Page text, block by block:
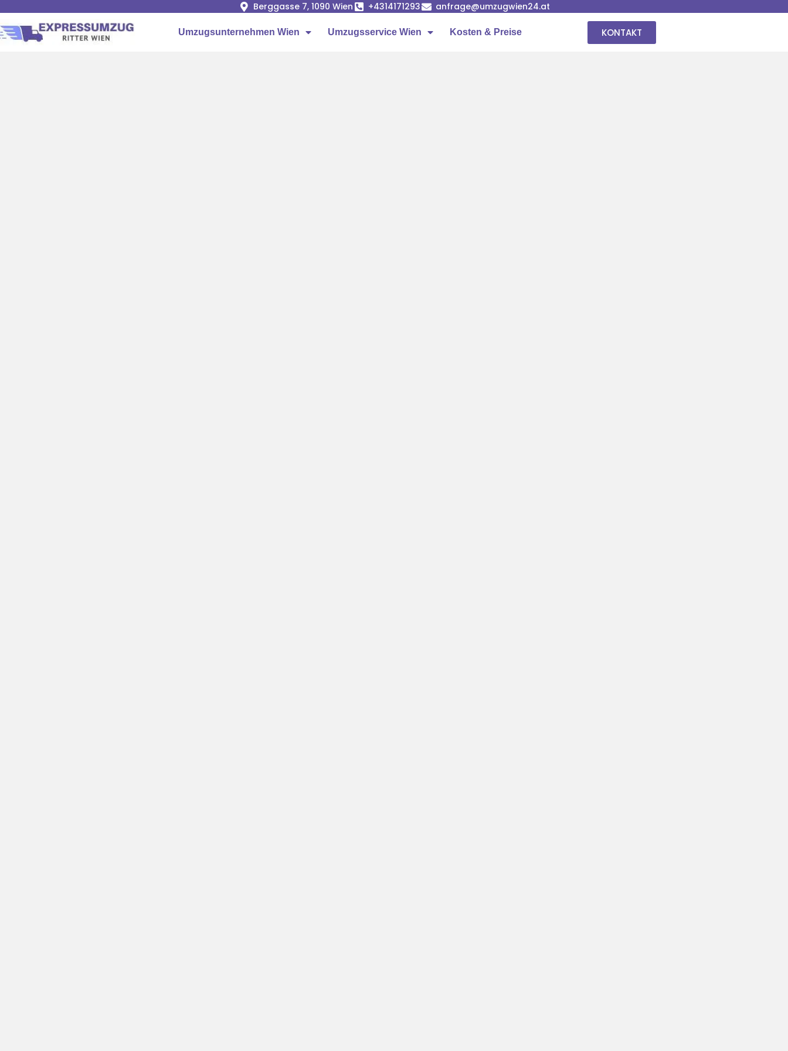
Berggasse 7, 1090 Wien +4314171293 anfrage@umzugwien24.at
Umzugsunternehmen Wien Umzugsservice Wien Kosten & Preise KONTAKT